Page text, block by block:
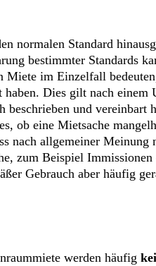
normalen Standard
bestimmter Standards
Miete im Einzelfall
haben. Dies gilt nach
beschrieben und
ob eine Mietsache
nach allgemeiner
zum Beispiel
Gebrauch aber häufig
werden häufig